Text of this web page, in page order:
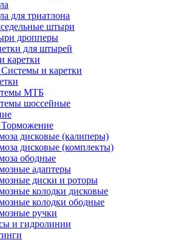
для триатлона
штыри
дропперы
для штырей
каретки
и каретки
МТБ
шоссейные
дисковые (калиперы)
дисковые (комплекты)
ободные
адаптеры
диски и роторы
колодки дисковые
колодки ободные
ручки
и гидролинии